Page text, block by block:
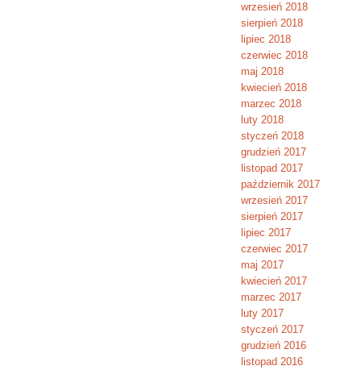
wrzesień 2018
sierpień 2018
lipiec 2018
czerwiec 2018
maj 2018
kwiecień 2018
marzec 2018
luty 2018
styczeń 2018
grudzień 2017
listopad 2017
październik 2017
wrzesień 2017
sierpień 2017
lipiec 2017
czerwiec 2017
maj 2017
kwiecień 2017
marzec 2017
luty 2017
styczeń 2017
grudzień 2016
listopad 2016